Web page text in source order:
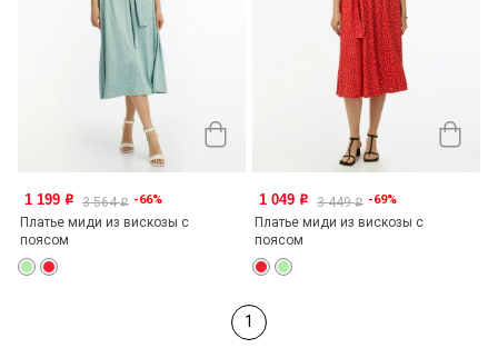
1 199 o 3 564o -66%
Платье миди из вискозы с
поясом
1 049 o 3 449o -69%
Платье миди из вискозы с
поясом
1